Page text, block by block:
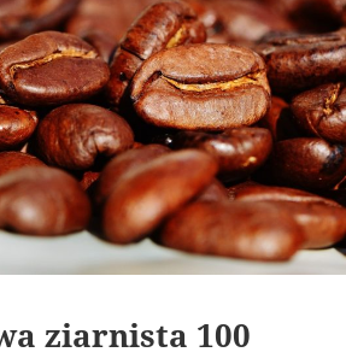
ziarnista 100